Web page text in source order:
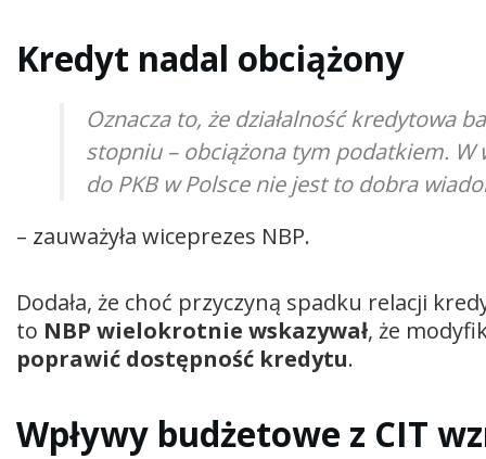
Kredyt nadal obciążony
Oznacza to, że działalność kredytowa
stopniu – obciążona tym podatkiem.
do PKB w Polsce nie jest to dobra
– zauważyła wiceprezes NBP.
Dodała, że choć przyczyną spadku relacji
to NBP wielokrotnie wskazywał, że
poprawić dostępność kredytu.
Wpływy budżetowe z CIT